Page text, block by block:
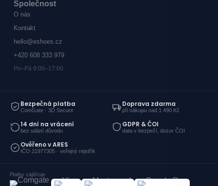
Společnost
O nás
Kontakt
hello@eshoes.cz
+420 608 333 979
Po–Pá 9:00–17:00
Bezpečná platba
ComGate · 3D Secure
Doprava zdarma
při nákupu nad 1 490 Kč
14 dní na vrácení
bez udání důvodu
GDPR & ČOI
data v bezpečí, dozor ČOI
Ověřeno v ARES
IČO 21977305 · veřejný rejstřík
Platby zajišťuje